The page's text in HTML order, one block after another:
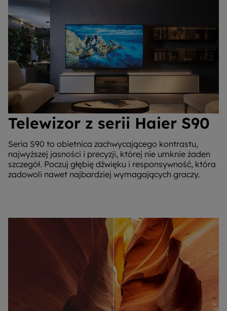
Telewizor z serii Haier S90
Seria S90 to obietnica zachwycającego kontrastu,
najwyższej jasności i precyzji, której nie umknie żaden
szczegół. Poczuj głębię dźwięku i responsywność, która
zadowoli nawet najbardziej wymagających graczy.